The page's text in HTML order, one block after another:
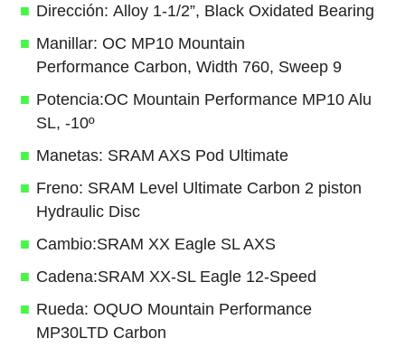
Dirección: Alloy 1-1/2”, Black Oxidated Bearing
Manillar: OC MP10 Mountain
Performance Carbon, Width 760, Sweep 9
Potencia:OC Mountain Performance MP10 Alu
SL, -10º
Manetas: SRAM AXS Pod Ultimate
Freno: SRAM Level Ultimate Carbon 2 piston
Hydraulic Disc
Cambio:SRAM XX Eagle SL AXS
Cadena:SRAM XX-SL Eagle 12-Speed
Rueda: OQUO Mountain Performance
MP30LTD Carbon